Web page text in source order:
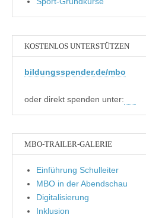
KOSTENLOS UNTERSTÜTZEN
bildungsspender.de/mbo
oder direkt spenden unter:
MBO-TRAILER-GALERIE
Einführung Schulleiter
MBO in der Abendschau
Digitalisierung
Inklusion